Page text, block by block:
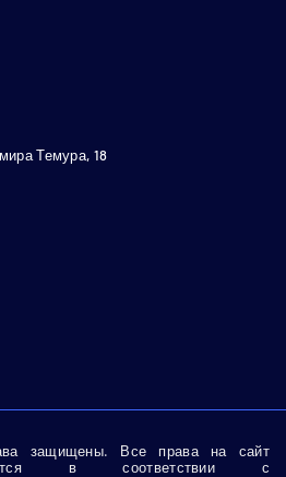
Темура, 18
защищены. Все права на сайт
в соответствии с